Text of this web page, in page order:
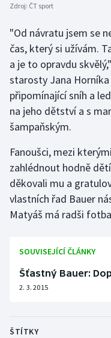
Judo
Krasobruslení
Lezení
Lyže a snowboard
Moderní pětiboj
Motorsport
Olympijské hry
Parasport
Plážový volejbal
Rychlobruslení
Zdroj: ČT sport
"Od návratu jsem se
čas, který si užívám.
a je to opravdu
starosty Jana
připomínající sníh a
na jeho dětství a s
šampaňským.
Fanoušci, mezi
zahlédnout hodně
děkovali mu a
vlastních řad Bauer
Matyáš má radši
SOUVISEJÍCÍ ČLÁNKY
Šťastný Bauer:
2. 3. 2015
ŠTÍTKY